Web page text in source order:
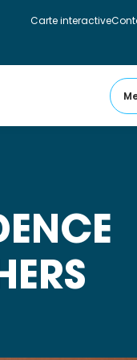
Carte interactive